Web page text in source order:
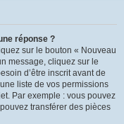
réponse ?
sur le bouton « Nouveau
message, cliquez sur le
d’être inscrit avant de
liste de vos permissions
Par exemple : vous pouvez
transférer des pièces